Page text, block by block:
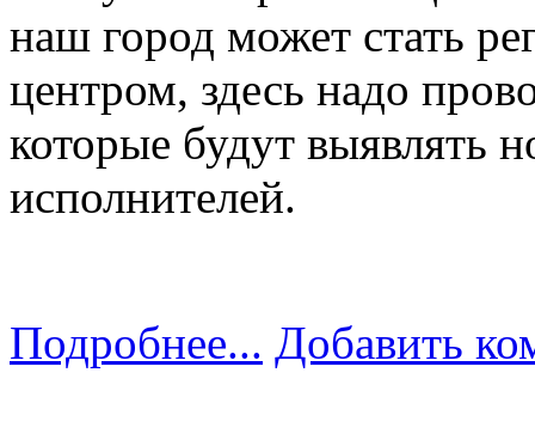
наш город может стать
центром, здесь надо
которые будут выявлять
исполнителей.
Подробнее... Добавить